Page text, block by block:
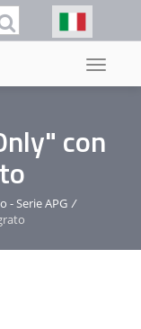
con
- Serie APG /